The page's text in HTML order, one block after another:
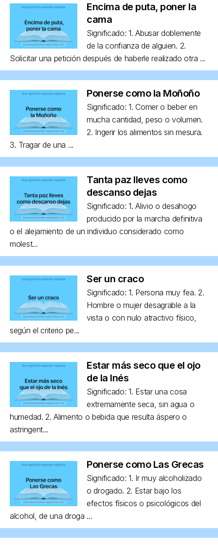
Encima de puta, poner la
cama
Significado: 1. Abusar doblemente
de la confianza de alguien. 2.
Solicitar una petición después de haberle realizado otra ...
Ponerse como la Moñoño
Significado: 1. Comer o beber en
mucha cantidad, peso o volumen.
2. Ingerir los alimentos sin mesura.
3. Tragar de una ...
Tanta paz lleves como
descanso dejas
Significado: 1. Alivio o desahogo
producido por la marcha definitiva
o el alejamiento de un individuo considerado como
molest...
Ser un craco
Significado: 1. Persona muy fea. 2.
Hombre o mujer desagrable a la
vista o con nulo atractivo físico,
según el criterio pe...
Estar más seco que el ojo
de la Inés
Significado: 1. Estar una cosa
extremamente seca, sin agua o
humedad. 2. Alimento o bebida que resulta áspero o
astringent...
Ponerse como Las Grecas
Significado: 1. Ir muy alcoholizado
o drogado. 2. Estar bajo los
efectos físicos o psicológicos del
alcohol, de una droga ...